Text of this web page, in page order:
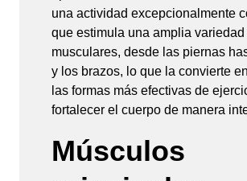
una actividad excepcionalmente
que estimula una amplia
musculares, desde las piernas
y los brazos, lo que la convierte
las formas más efectivas de
fortalecer el cuerpo de manera
Músculos